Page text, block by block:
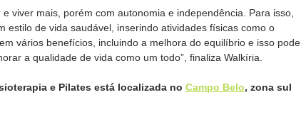
viver mais, porém com autonomia e independência. Para isso,
estilo de vida saudável, inserindo atividades físicas como o
vários benefícios, incluindo a melhora do equilíbrio e isso pode
a qualidade de vida como um todo”, finaliza Walkíria.
e Pilates está localizada no Campo Belo, zona sul